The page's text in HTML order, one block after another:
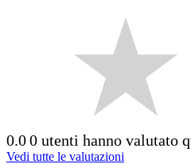
0.00 utenti hanno valutato
Vedi tutte le valutazioni